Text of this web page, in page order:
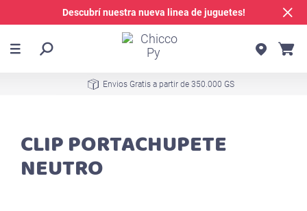
Descubrí nuestra nueva linea de juguetes!
Envios Gratis a partir de 350.000 GS
CLIP PORTACHUPETE
NEUTRO